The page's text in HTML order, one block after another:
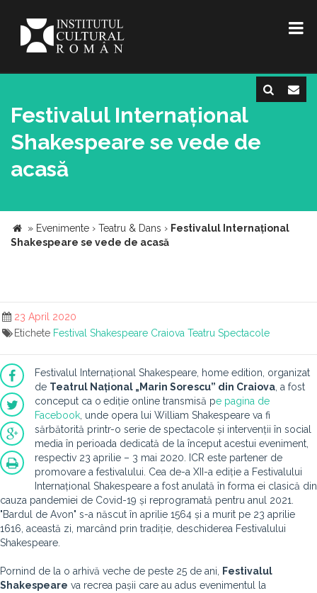
Festivalul Internațional
Shakespeare se vede de
acasă
» Evenimente › Teatru & Dans › Festivalul Internațional
Shakespeare se vede de acasă
23 April 2020
Etichete Festival Shakespeare Craiova Teatru Spectacole
Festivalul Internațional Shakespeare, home edition, organizat
de Teatrul Național „Marin Sorescu” din Craiova , a fost
conceput ca o ediție online transmisă pe pagina de
Facebook , unde opera lui William Shakespeare va fi
sărbătorită printr-o serie de spectacole și intervenții în social
media în perioada dedicată de la început acestui eveniment,
respectiv 23 aprilie – 3 mai 2020. ICR este partener de
promovare a festivalului. Cea de-a XII-a ediție a Festivalului
Internațional Shakespeare a fost anulată în forma ei clasică din
cauza pandemiei de Covid-19 și reprogramată pentru anul 2021.
"Bardul de Avon" s-a născut în aprilie 1564 și a murit pe 23 aprilie
1616, această zi, marcând prin tradiție, deschiderea Festivalului
Shakespeare.
Pornind de la o arhivă veche de peste 25 de ani,
Festivalul
Shakespeare va recrea pașii care au adus evenimentul la